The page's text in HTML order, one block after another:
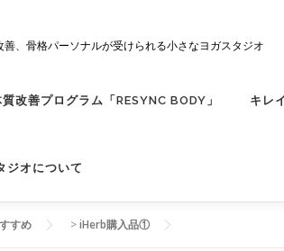
、骨格パーソナルが受けられる小さなヨガスタジオ
質改善プログラム「RESYNC BODY」 キレ
ジオについて
すめ >iHerb購入品①